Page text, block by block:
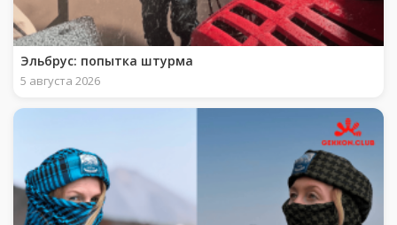
Эльбрус: попытка штурма
5 августа 2026